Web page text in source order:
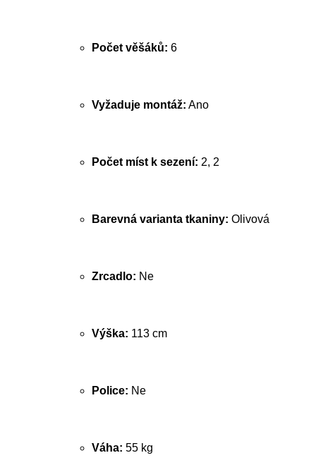
Počet věšáků: 6
Vyžaduje montáž: Ano
Počet míst k sezení: 2, 2
Barevná varianta tkaniny: Olivová
Zrcadlo: Ne
Výška: 113 cm
Police: Ne
Váha: 55 kg